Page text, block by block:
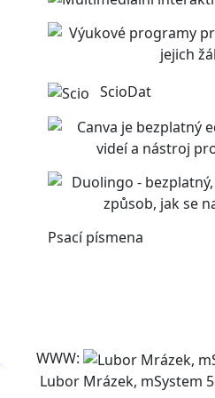
ScioDat
Psací písmena
WWW:
Lubor Mrázek, mSystem 5